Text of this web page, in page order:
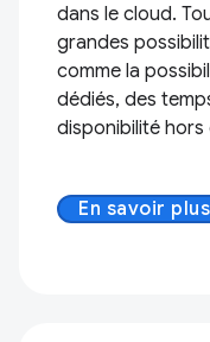
dans le cloud.
grandes
comme la
dédiés, des
disponibilité
En savoir